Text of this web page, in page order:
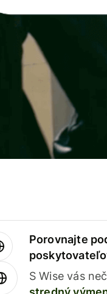
Porovnajte
S Wise vás